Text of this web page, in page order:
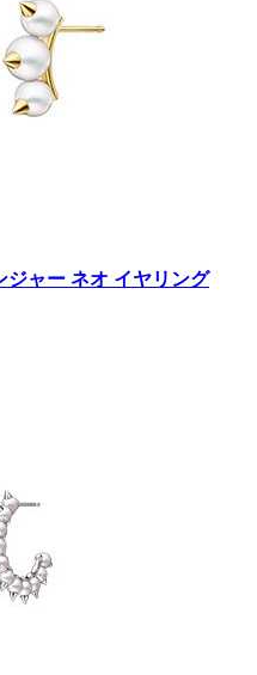
ジャー ネオ イヤリング